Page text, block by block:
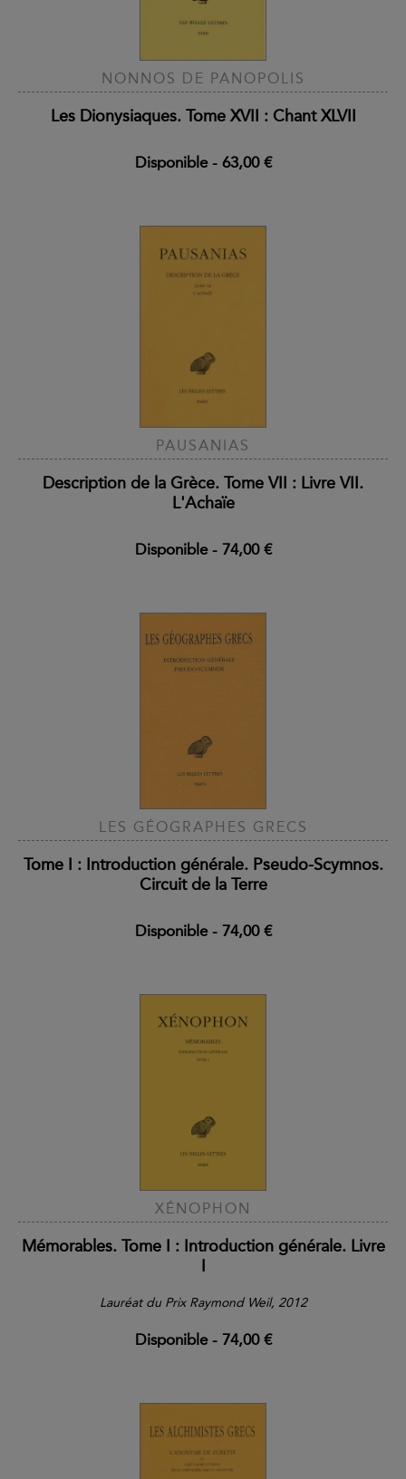
NONNOS DE PANOPOLIS
Les Dionysiaques. Tome XVII : Chant XLVII
Disponible- 63,00 €
PAUSANIAS
Description de la Grèce. Tome VII : Livre VII.
L'Achaïe
Disponible- 74,00 €
LES GÉOGRAPHES GRECS
Tome I : Introduction générale. Pseudo-Scymnos.
Circuit de la Terre
Disponible- 74,00 €
XÉNOPHON
Mémorables. Tome I : Introduction générale. Livre
I
Lauréat du Prix Raymond Weil, 2012
Disponible- 74,00 €